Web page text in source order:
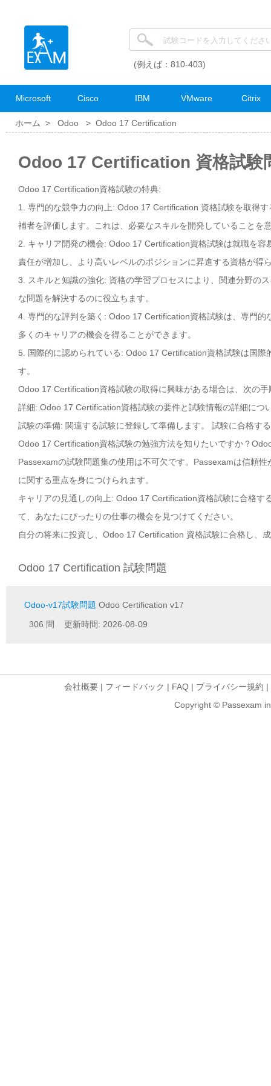
(例えば：810-403)
Microsoft Cisco IBM VMware Citrix
ホーム > Odoo > Odoo 17 Certification
Odoo 17 Certification 資格試験
Odoo 17 Certification資格試験の特典:
1. 専門的な競争力の向上: Odoo 17 Certification 資格試験を取得
補者を評価します。これは、必要なスキルを開発していることを
2. キャリア開発の機会: Odoo 17 Certification資格試験は就職を
責任が増加し、より高いレベルのポジションに昇進する資格が得
3. スキルと知識の強化: 資格の学習プロセスにより、関連分野の
な問題を解決するのに役立ちます。
4. 専門的な評判を築く: Odoo 17 Certification資格試験は、専門
多くのキャリアの機会を得ることができます。
5. 国際的に認められている: Odoo 17 Certification資格試験は国
す。
Odoo 17 Certification資格試験の取得に興味がある場合は、次の
詳細: Odoo 17 Certification資格試験の要件と試験情報の詳細につ
試験の準備: 関連する試験に登録して準備します。 試験に合格す
Odoo 17 Certification資格試験の勉強方法を知りたいですか？
Passexamの試験問題集の使用は不可欠です。Passexamは信頼
に関する重点を身につけられます。
キャリアの見通しの向上: Odoo 17 Certification資格試験に合格
て、あなたにぴったりの仕事の機会を見つけてください。
自分の将来に投資し、Odoo 17 Certification 資格試験に合格し、
Odoo 17 Certification 試験問題
Odoo-v17試験問題 Odoo Certification v17
306 問 更新時間: 2026-08-09
会社概要 | フィードバック | FAQ | プライバシー規約 |
Copyright © Passexam